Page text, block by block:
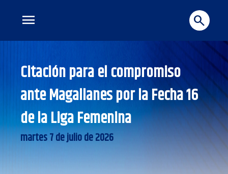
menu search
Citación para el compromiso
ante Magallanes por la Fecha 16
de la Liga Femenina
martes 7 de julio de 2026